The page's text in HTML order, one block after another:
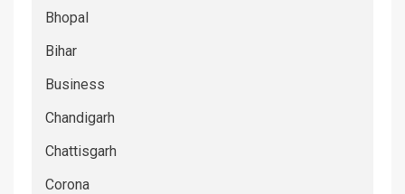
Bhopal
Bihar
Business
Chandigarh
Chattisgarh
Corona